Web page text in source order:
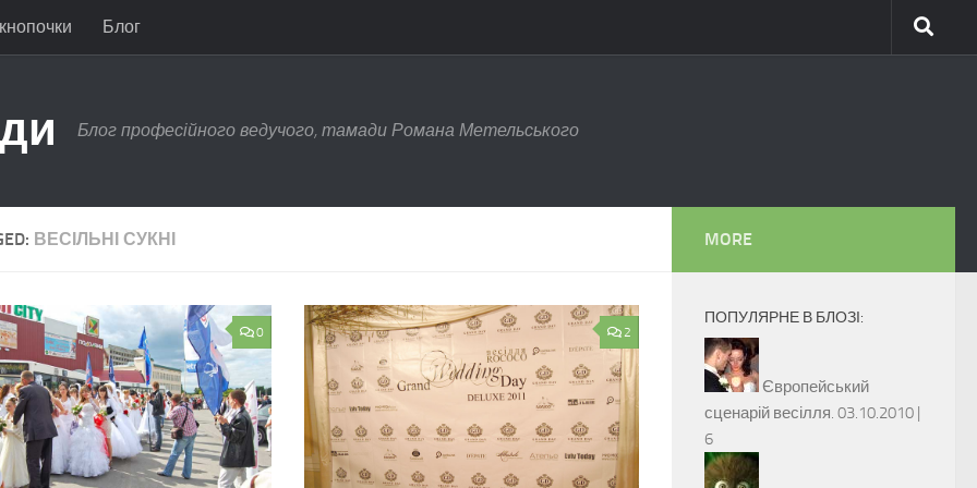
Блог
Блог професійного ведучого, тамади Романа Метельського
ВЕСІЛЬНІ СУКНІ
0 2
MORE
ПОПУЛЯРНЕ В БЛОЗІ:
Європейський
сценарій весілля. 03.10.2010 |
6